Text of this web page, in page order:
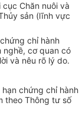
cục Chăn nuôi và
sản (lĩnh vực
chỉ hành
nghề, cơquan có
và nêu rõ lý do.
chứng chỉ hành
theo Thông tư số